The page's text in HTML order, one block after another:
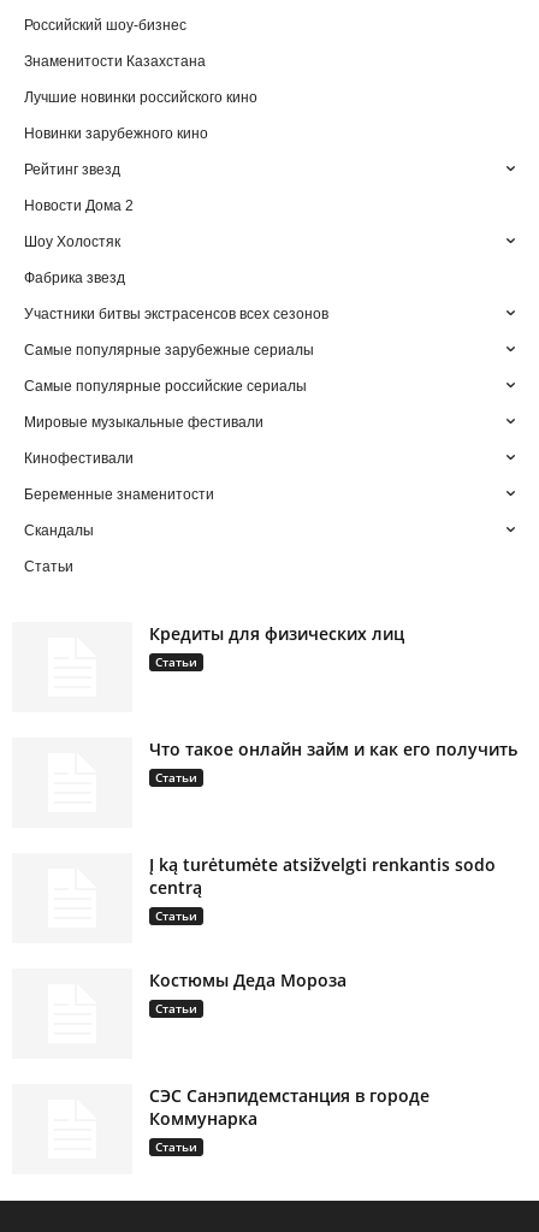
Российский шоу-бизнес
Знаменитости Казахстана
Лучшие новинки российского кино
Новинки зарубежного кино
Рейтинг звезд
Новости Дома 2
Шоу Холостяк
Фабрика звезд
Участники битвы экстрасенсов всех сезонов
Самые популярные зарубежные сериалы
Самые популярные российские сериалы
Мировые музыкальные фестивали
Кинофестивали
Беременные знаменитости
Скандалы
Статьи
Кредиты для физических лиц
Статьи
Что такое онлайн займ и как его получить
Статьи
Į ką turėtumėte atsižvelgti renkantis sodo
centrą
Статьи
Костюмы Деда Мороза
Статьи
СЭС Санэпидемстанция в городе
Коммунарка
Статьи